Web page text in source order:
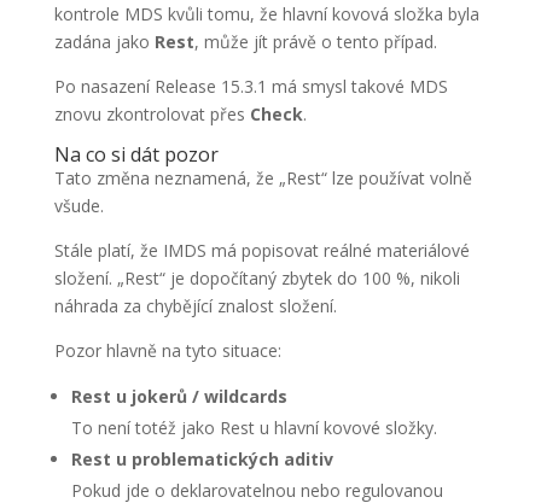
kontrole MDS kvůli tomu, že hlavní kovová složka byla
zadána jako Rest, může jít právě o tento případ.
Po nasazení Release 15.3.1 má smysl takové MDS
znovu zkontrolovat přes Check.
Na co si dát pozor
Tato změna neznamená, že „Rest“ lze používat volně
všude.
Stále platí, že IMDS má popisovat reálné materiálové
složení. „Rest“ je dopočítaný zbytek do 100 %, nikoli
náhrada za chybějící znalost složení.
Pozor hlavně na tyto situace:
Rest u jokerů / wildcards
To není totéž jako Rest u hlavní kovové složky.
Rest u problematických aditiv
Pokud jde o deklarovatelnou nebo regulovanou